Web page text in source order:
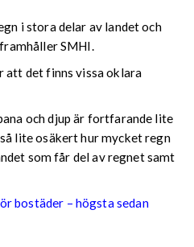
i stora delar av landet och
SMHI.
att det finns vissa oklara
och djup är fortfarande lite
lite osäkert hur mycket regn
som får del av regnet samt
bostäder – högsta sedan